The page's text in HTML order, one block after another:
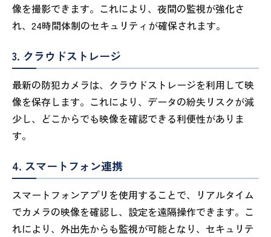
像を撮影できます。これにより、夜間の監視が強化さ
れ、24時間体制のセキュリティが確保されます。
3. クラウドストレージ
最新の防犯カメラは、クラウドストレージを利用して映
像を保存します。これにより、データの紛失リスクが減
少し、どこからでも映像を確認できる利便性がありま
す。
4. スマートフォン連携
スマートフォンアプリを使用することで、リアルタイム
でカメラの映像を確認し、設定を遠隔操作できます。こ
れにより、外出先からも監視が可能となり、セキュリテ